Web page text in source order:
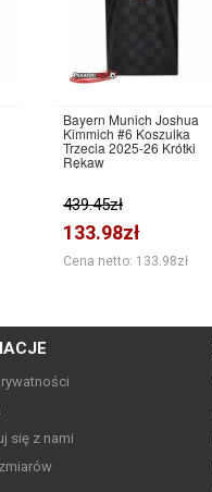
Bayern Munich Joshua
Kimmich #6 Koszulka
Trzecia 2025-26 Krótki
Rękaw
439.45zł
133.98zł
Cena netto: 133.98zł
się z nami